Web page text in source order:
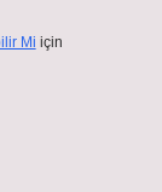
Mi için